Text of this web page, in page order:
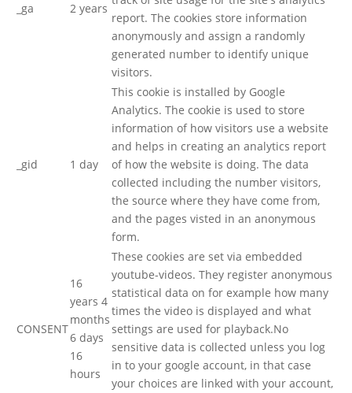
_ga 2 years
report. The cookies store information
anonymously and assign a randomly
generated number to identify unique
visitors.
_gid 1 day
This cookie is installed by Google
Analytics. The cookie is used to store
information of how visitors use a website
and helps in creating an analytics report
of how the website is doing. The data
collected including the number visitors,
the source where they have come from,
and the pages visted in an anonymous
form.
CONSENT
16
years 4
months
6 days
16
hours
These cookies are set via embedded
youtube-videos. They register anonymous
statistical data on for example how many
times the video is displayed and what
settings are used for playback.No
sensitive data is collected unless you log
in to your google account, in that case
your choices are linked with your account,